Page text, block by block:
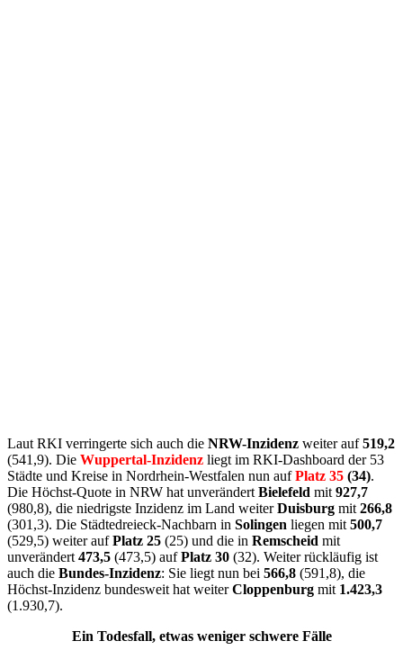
Laut RKI verringerte sich auch die NRW-Inzidenz weiter auf519,2
(541,9). Die Wuppertal-Inzidenz liegt im RKI-Dashboard der 53
Städte und Kreise in Nordrhein-Westfalen nun aufPlatz 35 (34).
Die Höchst-Quote in NRW hat unverändert Bielefeld mit 927,7
(980,8), die niedrigste Inzidenz im Land weiterDuisburg mit 266,8
(301,3). Die Städtedreieck-Nachbarn in Solingen liegen mit 500,7
(529,5) weiter aufPlatz 25 (25) und die in Remscheid mit
unverändert 473,5 (473,5) aufPlatz 30 (32). Weiter rückläufig ist
auch die Bundes-Inzidenz: Sie liegt nun bei 566,8 (591,8), die
Höchst-Inzidenz bundesweit hat weiterCloppenburg mit 1.423,3
(1.930,7).
Ein Todesfall, etwas weniger schwere Fälle